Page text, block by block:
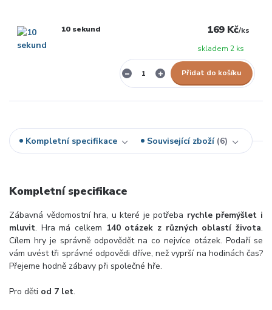
10 sekund 169 Kč/ks
skladem 2 ks
Přidat do košíku
Kompletní specifikace Související zboží 6
Kompletní specifikace
Zábavná vědomostní hra, u které je potřeba rychle přemýšlet i
mluvit. Hra má celkem 140 otázek z různých oblastí života.
Cílem hry je správně odpovědět na co nejvíce otázek. Podaří se
vám uvést tři správné odpovědi dříve, než vyprší na hodinách čas?
Přejeme hodně zábavy při společné hře.
Pro děti od 7 let.